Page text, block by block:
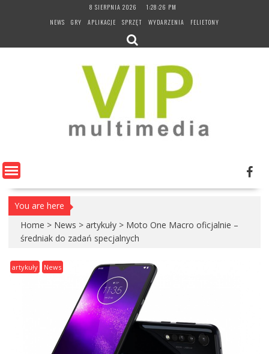
8 SIERPNIA 2026
1:28:27 PM
NEWS
GRY APLIKACJE SPRZĘT WYDARZENIA FELIETONY
You are here
Home > News > artykuły > Moto One Macro oficjalnie –
średniak do zadań specjalnych
artykuły News